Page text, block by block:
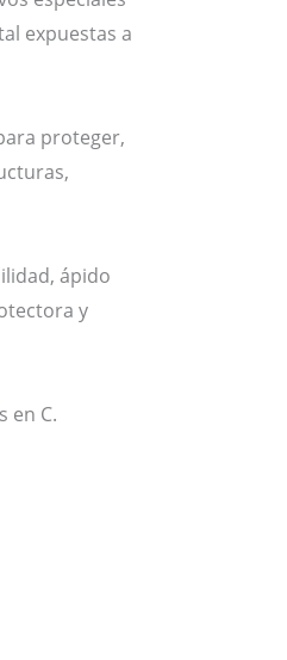
expuestas a
proteger,
ápido
y
en C.